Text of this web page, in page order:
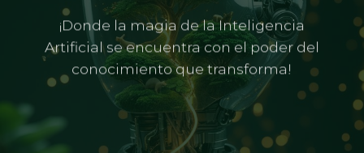
¡Donde la magia de la Inteligencia
Artificial se encuentra con el poder del
conocimiento que transforma!